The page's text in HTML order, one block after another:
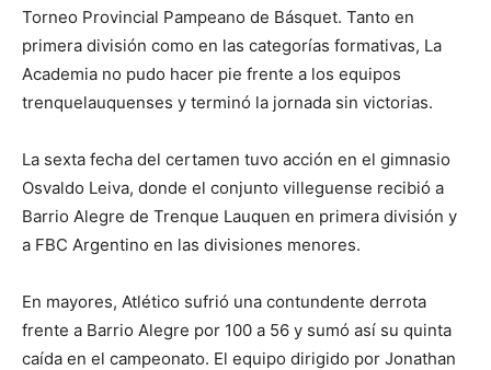
Torneo Provincial Pampeano de Básquet. Tanto en
primera división como en las categorías formativas, La
Academia no pudo hacer pie frente a los equipos
trenquelauquenses y terminó la jornada sin victorias.
La sexta fecha del certamen tuvo acción en el gimnasio
Osvaldo Leiva, donde el conjunto villeguense recibió a
Barrio Alegre de Trenque Lauquen en primera división y
a FBC Argentino en las divisiones menores.
En mayores, Atlético sufrió una contundente derrota
frente a Barrio Alegre por 100 a 56 y sumó así su quinta
caída en el campeonato. El equipo dirigido por Jonathan